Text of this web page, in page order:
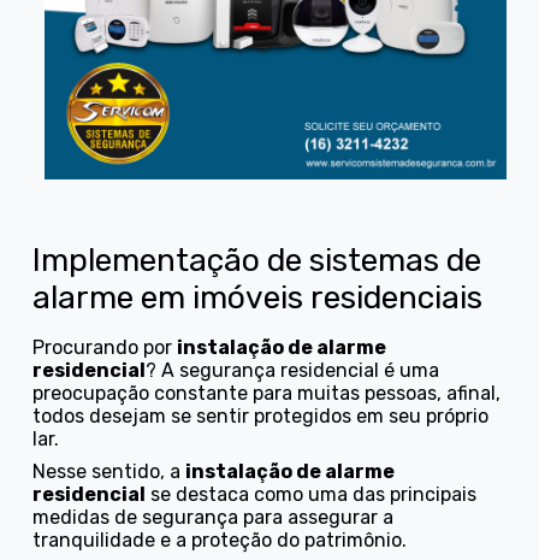
Implementação de sistemas de
alarme em imóveis residenciais
Procurando por instalação de alarme
residencial ? A segurança residencial é uma
preocupação constante para muitas pessoas, afinal,
todos desejam se sentir protegidos em seu próprio
lar.
Nesse sentido, a instalação de alarme
residencial se destaca como uma das principais
medidas de segurança para assegurar a
tranquilidade e a proteção do patrimônio.